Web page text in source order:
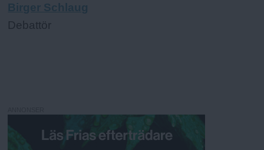
Birger Schlaug
Debattör